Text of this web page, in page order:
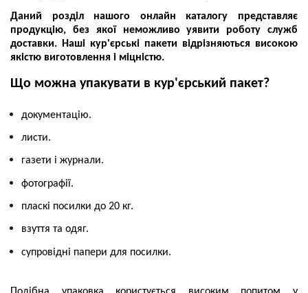
Даний розділ нашого онлайн каталогу представляє
продукцію, без якої неможливо уявити роботу служб
доставки. Наші кур'єрські пакети відрізняються високою
якістю виготовлення і міцністю.
Що можна упакувати в кур'єрський пакет?
документацію.
листи.
газети і журнали.
фотографії.
пласкі посилки до 20 кг.
взуття та одяг.
супровідні папери для посилки.